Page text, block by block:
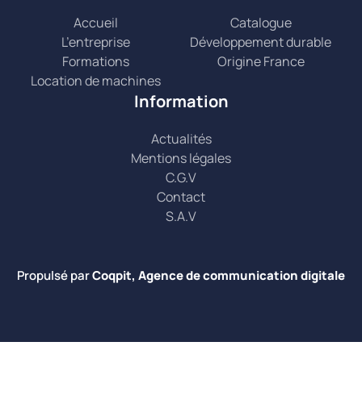
Accueil
L’entreprise
Formations
Location de machines
Catalogue
Développement durable
Origine France
Information
Actualités
Mentions légales
C.G.V
Contact
S.A.V
Propulsé parCoqpit, Agence de communication digitale